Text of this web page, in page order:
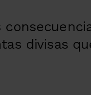
divisas